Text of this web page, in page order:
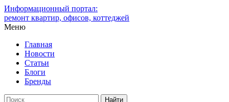
Информационный портал:
ремонт квартир, офисов, коттеджей
Меню
Главная
Новости
Статьи
Блоги
Бренды